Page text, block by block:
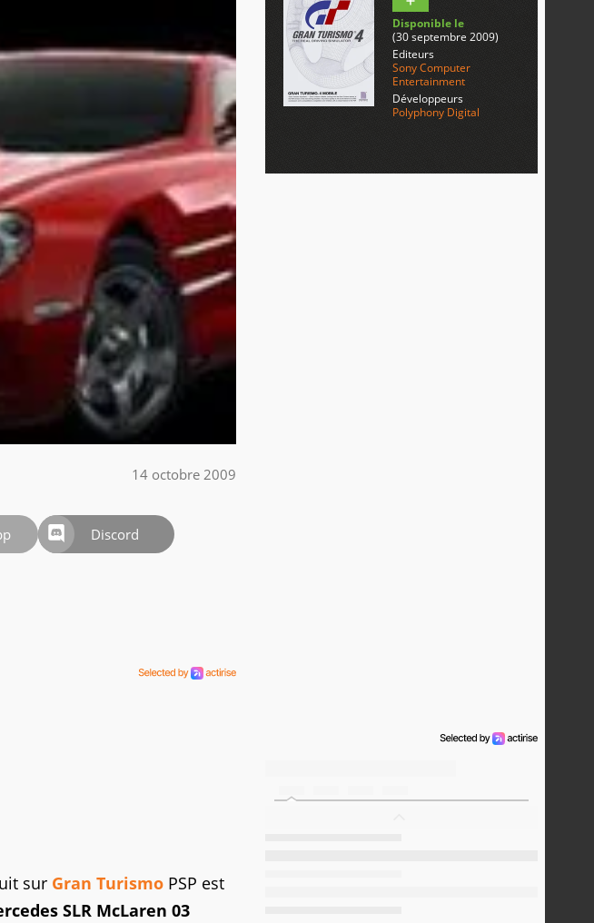
14 octobre 2009
Discord
sur Gran Turismo PSP est
SLR McLaren 03
Disponible le
(30 septembre 2009)
Editeurs
Sony Computer
Entertainment
Développeurs
Polyphony Digital